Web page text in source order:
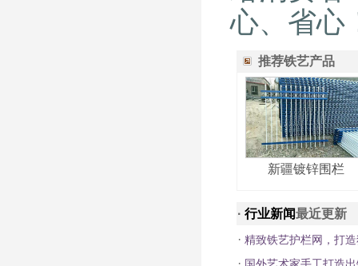
心、省心
推荐铁艺产品
新疆镀锌围栏
· 行业新闻最近更新
· 精致铁艺护栏网，打
·